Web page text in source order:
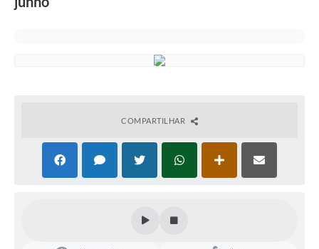
COMPARTILHAR